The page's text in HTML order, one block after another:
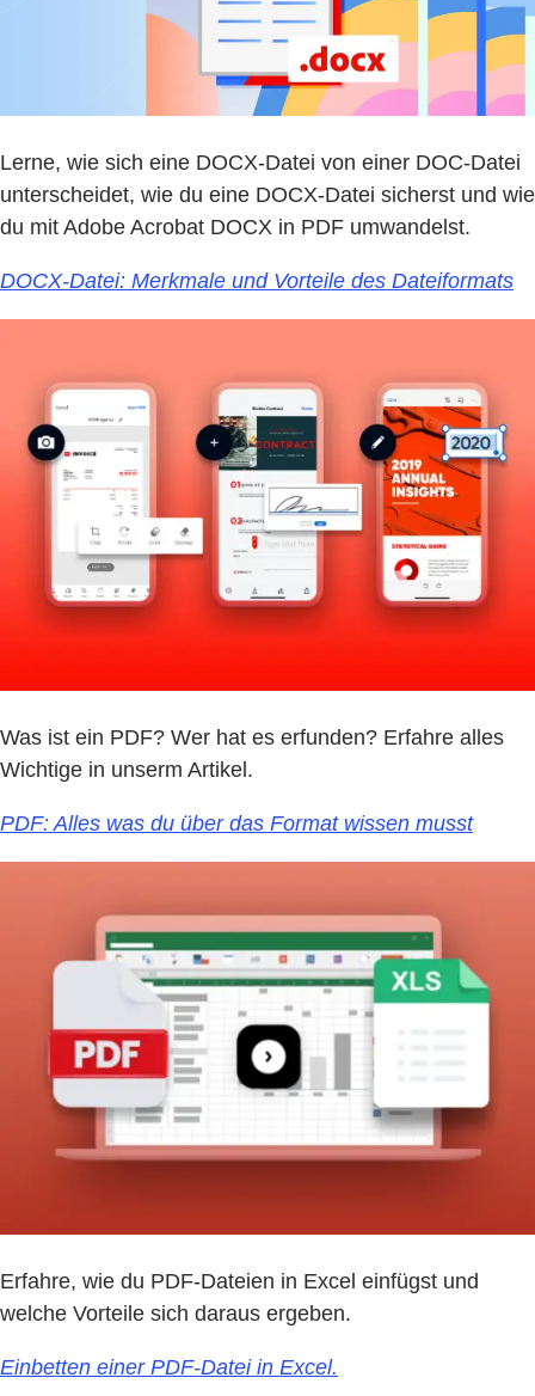
Lerne, wie sich eine DOCX-Datei von einer DOC-Datei
unterscheidet, wie du eine DOCX-Datei sicherst und wie
du mit Adobe Acrobat DOCX in PDF umwandelst.
DOCX-Datei: Merkmale und Vorteile des Dateiformats
Was ist ein PDF? Wer hat es erfunden? Erfahre alles
Wichtige in unserm Artikel.
PDF: Alles was du über das Format wissen musst
Erfahre, wie du PDF-Dateien in Excel einfügst und
welche Vorteile sich daraus ergeben.
Einbetten einer PDF-Datei in Excel.